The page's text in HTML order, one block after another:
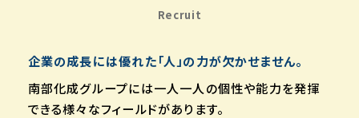
Recruit
企業の成長には優れた「人」の力が欠かせません。
南部化成グループには一人一人の個性や能力を発揮
できる様々なフィールドがあります。